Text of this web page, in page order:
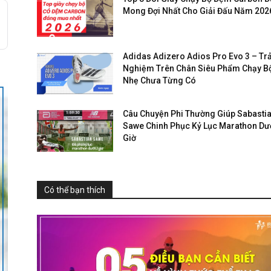
Mong Đợi Nhất Cho Giải Đấu Năm
Adidas Adizero Adios Pro Evo 3 –
Nghiệm Trên Chân Siêu Phẩm Chạy
Nhẹ Chưa Từng Có
Câu Chuyện Phi Thường Giúp
Sawe Chinh Phục Kỷ Lục Marathon
Giờ
Có thể bạn thích